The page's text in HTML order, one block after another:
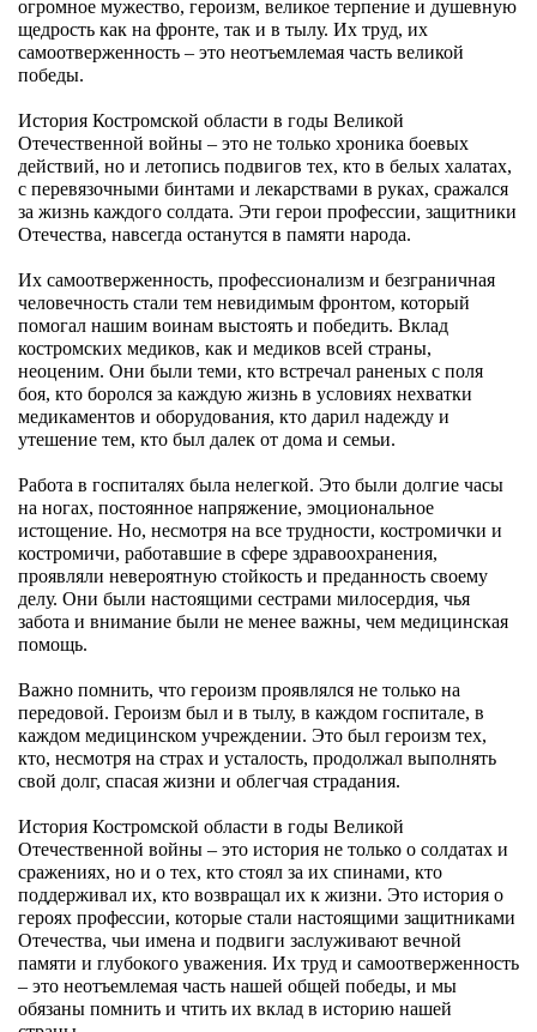
огромное мужество, героизм, великое терпение и душевную
щедрость как на фронте, так и в тылу. Их труд, их
самоотверженность – это неотъемлемая часть великой
победы.
История Костромской области в годы Великой
Отечественной войны – это не только хроника боевых
действий, но и летопись подвигов тех, кто в белых халатах,
с перевязочными бинтами и лекарствами в руках, сражался
за жизнь каждого солдата. Эти герои профессии, защитники
Отечества, навсегда останутся в памяти народа.
Их самоотверженность, профессионализм и безграничная
человечность стали тем невидимым фронтом, который
помогал нашим воинам выстоять и победить. Вклад
костромских медиков, как и медиков всей страны,
неоценим. Они были теми, кто встречал раненых с поля
боя, кто боролся за каждую жизнь в условиях нехватки
медикаментов и оборудования, кто дарил надежду и
утешение тем, кто был далек от дома и семьи.
Работа в госпиталях была нелегкой. Это были долгие часы
на ногах, постоянное напряжение, эмоциональное
истощение. Но, несмотря на все трудности, костромички и
костромичи, работавшие в сфере здравоохранения,
проявляли невероятную стойкость и преданность своему
делу. Они были настоящими сестрами милосердия, чья
забота и внимание были не менее важны, чем медицинская
помощь.
Важно помнить, что героизм проявлялся не только на
передовой. Героизм был и в тылу, в каждом госпитале, в
каждом медицинском учреждении. Это был героизм тех,
кто, несмотря на страх и усталость, продолжал выполнять
свой долг, спасая жизни и облегчая страдания.
История Костромской области в годы Великой
Отечественной войны – это история не только о солдатах и
сражениях, но и о тех, кто стоял за их спинами, кто
поддерживал их, кто возвращал их к жизни. Это история о
героях профессии, которые стали настоящими защитниками
Отечества, чьи имена и подвиги заслуживают вечной
памяти и глубокого уважения. Их труд и самоотверженность
– это неотъемлемая часть нашей общей победы, и мы
обязаны помнить и чтить их вклад в историю нашей